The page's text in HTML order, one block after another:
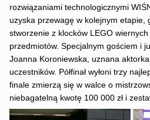
rozwiązaniami technologicznymi
uzyska przewagę w kolejnym etapie,
stworzenie z klocków LEGO
przedmiotów. Specjalnym gościem i
Joanna Koroniewska, uznana
uczestników. Półfinał wyłoni trzy
finale zmierzą się w walce o
niebagatelną kwotę 100 000 zł i